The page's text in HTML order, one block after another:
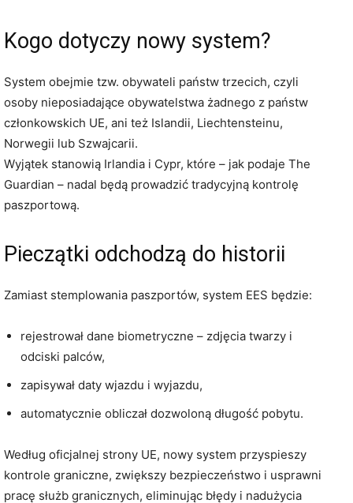
Kogo dotyczy nowy system?
System obejmie tzw. obywateli państw trzecich, czyli
osoby nieposiadające obywatelstwa żadnego z państw
członkowskich UE, ani też Islandii, Liechtensteinu,
Norwegii lub Szwajcarii.
Wyjątek stanowią Irlandia i Cypr, które – jak podaje The
Guardian – nadal będą prowadzić tradycyjną kontrolę
paszportową.
Pieczątki odchodzą do historii
Zamiast stemplowania paszportów, system EES będzie:
rejestrował dane biometryczne – zdjęcia twarzy i
odciski palców,
zapisywał daty wjazdu i wyjazdu,
automatycznie obliczał dozwoloną długość pobytu.
Według oficjalnej strony UE, nowy system przyspieszy
kontrole graniczne, zwiększy bezpieczeństwo i usprawni
pracę służb granicznych, eliminując błędy i nadużycia